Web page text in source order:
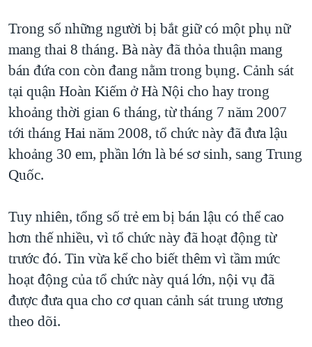
GIÁO DỤC
CHI PHÍ CHIẾN TRANH AFGHANISTAN
CÁC GIÁ TRỊ CỘNG HÒA Ở VIỆT NAM
THƯỢNG ĐỈNH TRUMP-KIM TẠI VIỆT NAM
TRỊNH VĨNH BÌNH VS. CHÍNH PHỦ VIỆT NAM
NGƯ DÂN VIỆT VÀ LÀN SÓNG TRỘM HẢI SÂM
BÊN KIA QUỐC LỘ: TIẾNG VỌNG TỪ NÔNG THÔN MỸ
QUAN HỆ VIỆT MỸ
Trong số những người bị bắt giữ có một phụ nữ
mang thai 8 tháng. Bà này đã thỏa thuận mang
bán đứa con còn đang nằm trong bụng. Cảnh sát
tại quận Hoàn Kiếm ở Hà Nội cho hay trong
khoảng thời gian 6 tháng, từ tháng 7 năm 2007
tới tháng Hai năm 2008, tổ chức này đã đưa lậu
khoảng 30 em, phần lớn là bé sơ sinh, sang Trung
Quốc.
Tuy nhiên, tổng số trẻ em bị bán lậu có thể cao
hơn thế nhiều, vì tổ chức này đã hoạt động từ
trước đó. Tin vừa kể cho biết thêm vì tầm mức
hoạt động của tổ chức này quá lớn, nội vụ đã
được đưa qua cho cơ quan cảnh sát trung ương
theo dõi.